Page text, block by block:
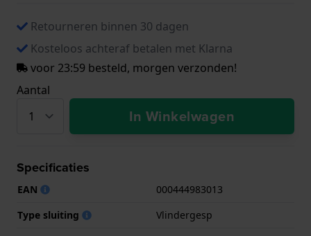
Retourneren binnen 30 dagen
Kosteloos achteraf betalen met Klarna
voor 23:59 besteld, morgen verzonden!
Aantal
In Winkelwagen
Specificaties
EAN
000444983013
Type sluiting
Vlindergesp